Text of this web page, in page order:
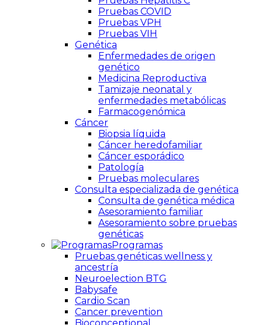
Pruebas COVID
Pruebas VPH
Pruebas VIH
Genética
Enfermedades de origen
genético
Medicina Reproductiva
Tamizaje neonatal y
enfermedades metabólicas
Farmacogenómica
Cáncer
Biopsia líquida
Cáncer heredofamiliar
Cáncer esporádico
Patología
Pruebas moleculares
Consulta especializada de genética
Consulta de genética médica
Asesoramiento familiar
Asesoramiento sobre pruebas
genéticas
Programas
Pruebas genéticas wellness y
ancestría
Neuroelection BTG
Babysafe
Cardio Scan
Cancer prevention